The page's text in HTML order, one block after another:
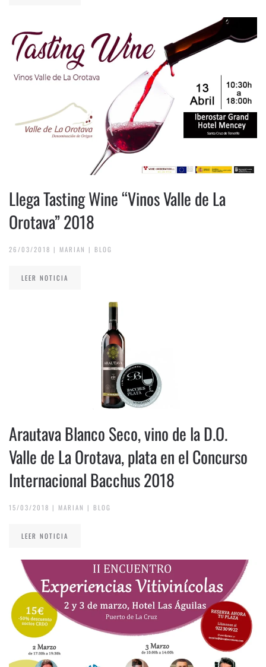
Llega Tasting Wine “Vinos Valle de La
Orotava” 2018
26/03/2018 | MARIAN | BLOG
LEER NOTICIA
Arautava Blanco Seco, vino de la D.O.
Valle de La Orotava, plata en el Concurso
Internacional Bacchus 2018
15/03/2018 | MARIAN | BLOG
LEER NOTICIA